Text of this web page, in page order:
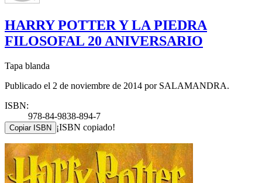
HARRY POTTER Y LA PIEDRA
FILOSOFAL 20 ANIVERSARIO
Tapa blanda
Publicado el 2 de noviembre de 2014 por SALAMANDRA.
ISBN:
978-84-9838-894-7
Copiar ISBN ¡ISBN copiado!